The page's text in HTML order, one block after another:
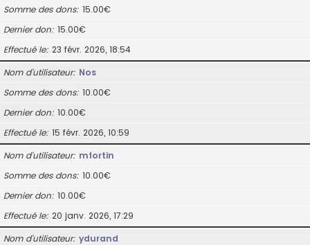
Somme des dons 15.00€
Dernier don 15.00€
Effectué le 23 févr. 2026, 18:54
Nom d’utilisateur Nos
Somme des dons 10.00€
Dernier don 10.00€
Effectué le 15 févr. 2026, 10:59
Nom d’utilisateur mfortin
Somme des dons 10.00€
Dernier don 10.00€
Effectué le 20 janv. 2026, 17:29
Nom d’utilisateur ydurand